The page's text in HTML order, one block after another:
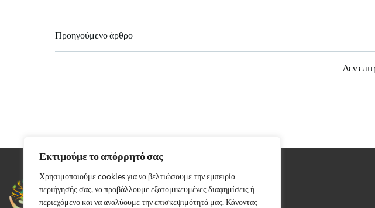
Εκτιμούμε το απόρρητό σας
Χρησιμοποιούμε cookies για να βελτιώσουμε την εμπειρία
περιήγησής σας, να προβάλλουμε εξατομικευμένες διαφημίσεις ή
περιεχόμενο και να αναλύουμε την επισκεψιμότητά μας. Κάνοντας
Πλοήγηση
Προηγούμενο άρθρο
Δεν
Αρκαδίας 37, Περιστέρι 12132
Τηλέφωνο: 210 57 45 826